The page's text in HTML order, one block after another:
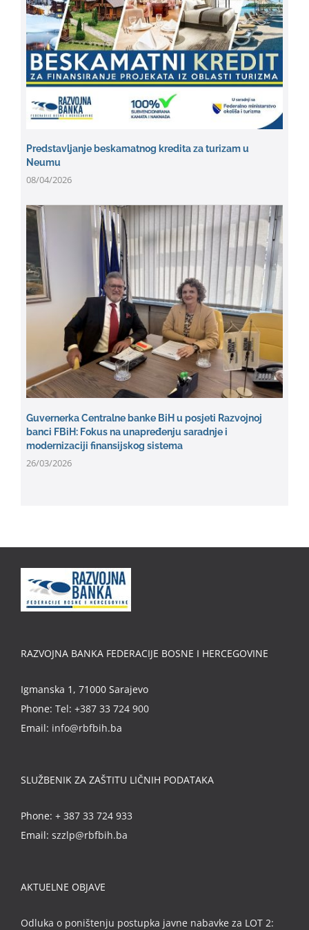
Predstavljanje beskamatnog kredita za turizam u
Neumu
08/04/2026
Guvernerka Centralne banke BiH u posjeti Razvojnoj
banci FBiH: Fokus na unapređenju saradnje i
modernizaciji finansijskog sistema
26/03/2026
RAZVOJNA BANKA FEDERACIJE BOSNE I HERCEGOVINE
Igmanska 1, 71000 Sarajevo
Phone: Tel: +387 33 724 900
Email: info@rbfbih.ba
SLUŽBENIK ZA ZAŠTITU LIČNIH PODATAKA
Phone: + 387 33 724 933
Email: szzlp@rbfbih.ba
AKTUELNE OBJAVE
Odluka o poništenju postupka javne nabavke za LOT 2: